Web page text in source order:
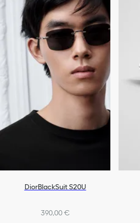
DiorBlackSuit S20U
390,00 €